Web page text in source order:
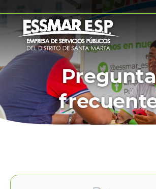
Pasar al contenido principal
Buscar
Navegación principal
Inicio
Nosotros
Servicios
Paga tu factura